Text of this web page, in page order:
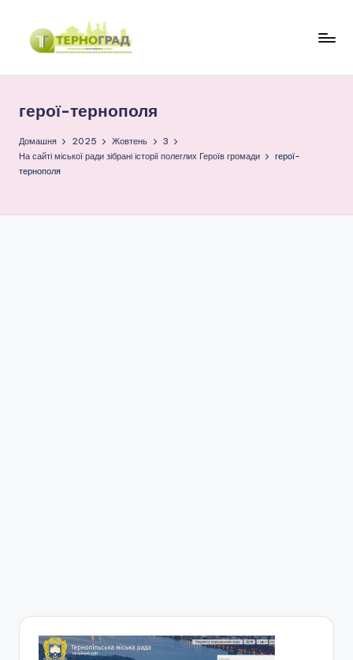
Перейти
р
н
о
цікаво
герої-тернополя
Домашня 2025 Жовтень
3
На сайті міської ради зібрані історії полеглих Героїв громади
герої-
тернополя